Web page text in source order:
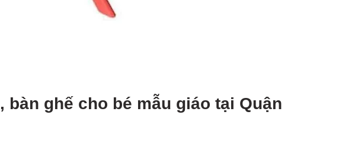
bàn ghế cho bé mẫu giáo tại Quận